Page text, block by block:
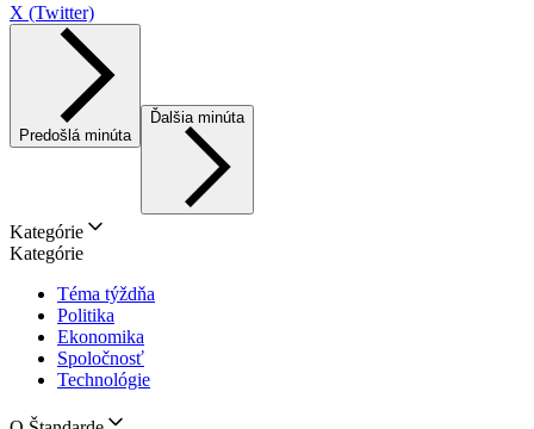
X (Twitter)
Predošlá minúta
Ďalšia minúta
Kategórie
Kategórie
Téma týždňa
Politika
Ekonomika
Spoločnosť
Technológie